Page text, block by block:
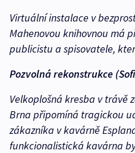
Virtuální instalace v
Mahenovou knihovnou má
publicistu a spisovatele,
Pozvolná rekonstrukce
Velkoplošná kresba v trávě
Brna připomíná tragickou
zákazníka v kavárně
funkcionalistická kavárna